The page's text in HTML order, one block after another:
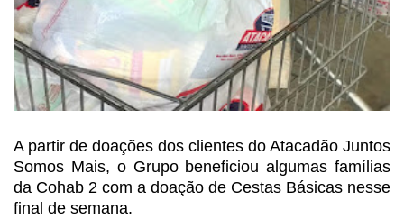
A partir de doações dos clientes do Atacadão Juntos
Somos Mais, o Grupo beneficiou algumas famílias
da Cohab 2 com a doação de Cestas Básicas nesse
final de semana.